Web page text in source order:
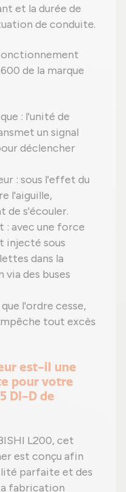
et la durée de
de conduite.
de la marque
: l'unité de
un signal
déclencher
: sous l'effet du
l'aiguille,
de s'écouler.
: avec une force
injecté sous
dans la
des buses
l'ordre cesse,
tout excès
est-il une
pour votre
DI-D de
L200, cet
est conçu afin
parfaite et des
fabrication